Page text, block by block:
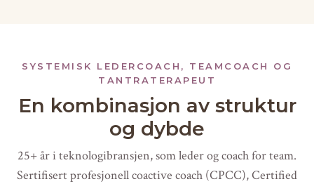
SYSTEMISK LEDERCOACH, TEAMCOACH OG
TANTRATERAPEUT
En kombinasjon av struktur
og dybde
25+ år i teknologibransjen, som leder og coach for team.
Sertifisert profesjonell coactive coach (CPCC), Certified